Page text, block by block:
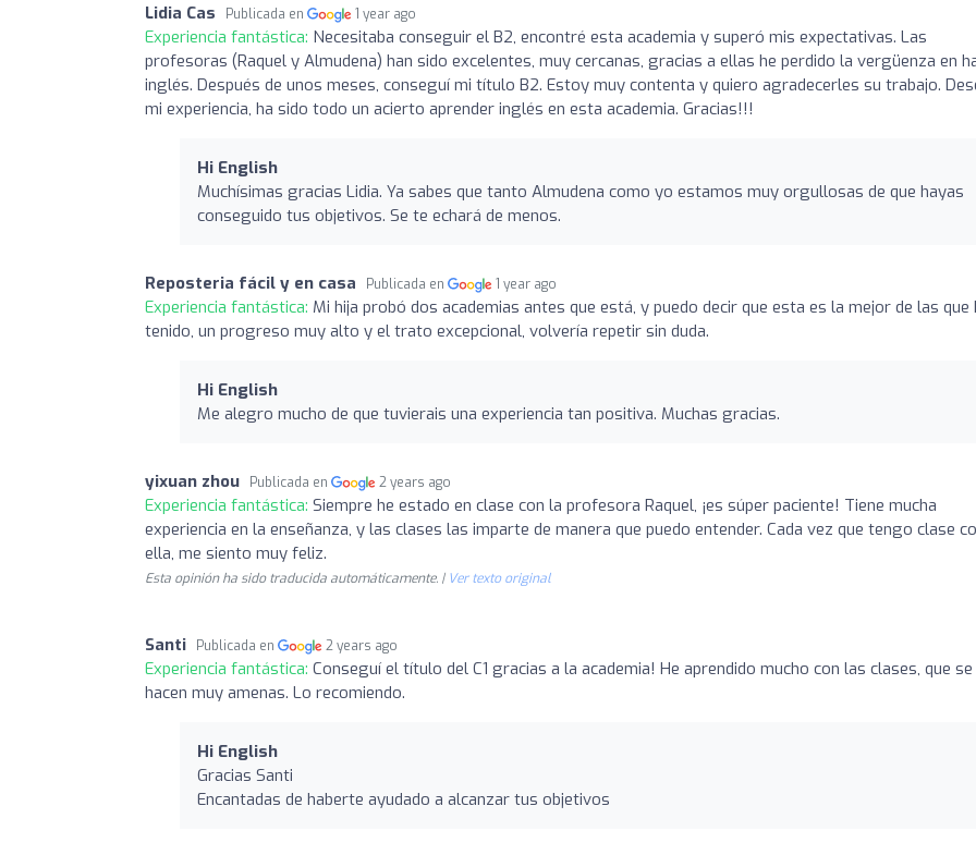
Lidia Cas Publicada en 1 year ago
Experiencia fantástica: Necesitaba conseguir el B2, encontré esta academia y superó mis expectativas. Las
profesoras (Raquel y Almudena) han sido excelentes, muy cercanas, gracias a ellas he perdido la vergüenza en
inglés. Después de unos meses, conseguí mi título B2. Estoy muy contenta y quiero agradecerles su trabajo.
mi experiencia, ha sido todo un acierto aprender inglés en esta academia. Gracias!!!
Hi English
Muchísimas gracias Lidia. Ya sabes que tanto Almudena como yo estamos muy orgullosas de que hayas
conseguido tus objetivos. Se te echará de menos.
Reposteria fácil y en casa Publicada en 1 year ago
Experiencia fantástica: Mi hija probó dos academias antes que está, y puedo decir que esta es la mejor de las que
tenido, un progreso muy alto y el trato excepcional, volvería repetir sin duda.
Hi English
Me alegro mucho de que tuvierais una experiencia tan positiva. Muchas gracias.
yixuan zhou Publicada en 2 years ago
Experiencia fantástica: Siempre he estado en clase con la profesora Raquel, ¡es súper paciente! Tiene mucha
experiencia en la enseñanza, y las clases las imparte de manera que puedo entender. Cada vez que tengo clase
ella, me siento muy feliz.
Esta opinión ha sido traducida automáticamente. | Ver texto original
Santi Publicada en 2 years ago
Experiencia fantástica: Conseguí el título del C1 gracias a la academia! He aprendido mucho con las clases, que se
hacen muy amenas. Lo recomiendo.
Hi English
Gracias Santi
Encantadas de haberte ayudado a alcanzar tus objetivos